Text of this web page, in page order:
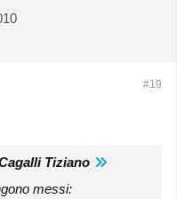
#19
Tiziano
messi: